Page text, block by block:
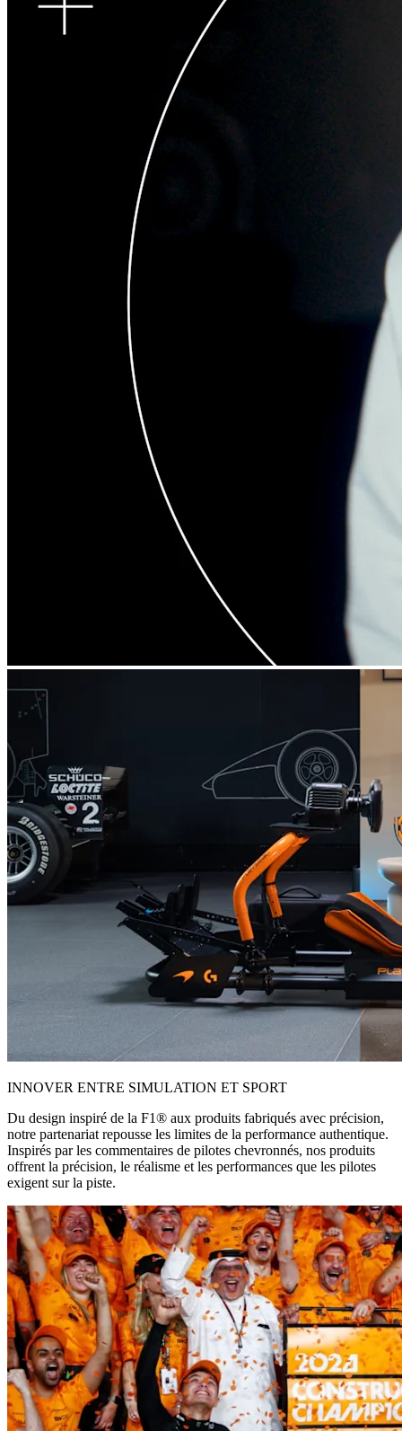
INNOVER ENTRE SIMULATION ET SPORT
Du design inspiré de la F1® aux produits fabriqués avec précision,
notre partenariat repousse les limites de la performance authentique.
Inspirés par les commentaires de pilotes chevronnés, nos produits
offrent la précision, le réalisme et les performances que les pilotes
exigent sur la piste.